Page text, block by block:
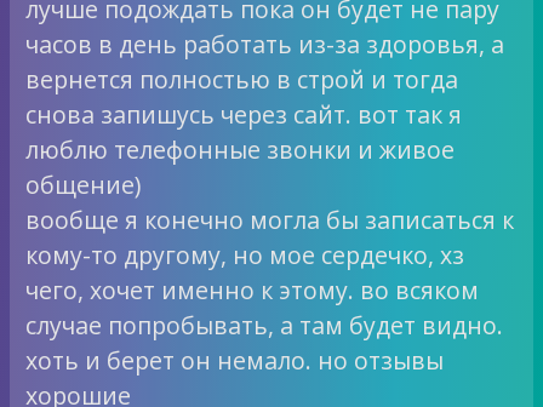
лучше подождать пока он будет не пару
часов в день работать из-за здоровья, а
вернется полностью в строй и тогда
снова запишусь через сайт. вот так я
люблю телефонные звонки и живое
общение)
вообще я конечно могла бы записаться к
кому-то другому, но мое сердечко, хз
чего, хочет именно к этому. во всяком
случае попробывать, а там будет видно.
хоть и берет он немало. но отзывы
хорошие